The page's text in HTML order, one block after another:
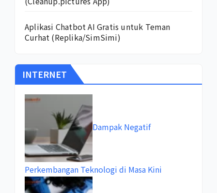
Aplikasi Chatbot AI Gratis untuk Teman
Curhat (Replika/SimSimi)
INTERNET
Dampak Negatif
Perkembangan Teknologi di Masa Kini